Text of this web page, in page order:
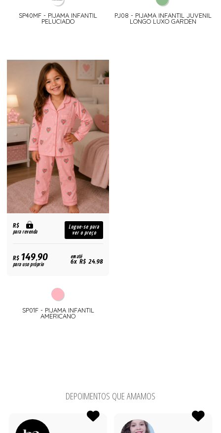
SP40MF - PIJAMA INFANTIL
PELUCIADO
PJ08 - PIJAMA INFANTIL JUVENIL
LONGO LUXO GARDEN
R$
para revenda
Logue-se para
ver o preço
R$149,90
para uso próprio
em até
6x R$ 24,98
SP01F - PIJAMA INFANTIL
AMERICANO
DEPOIMENTOS QUE AMAMOS